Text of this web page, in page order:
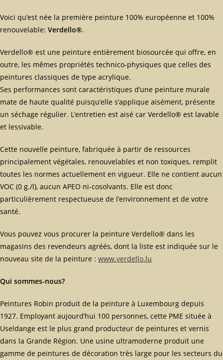
Voici qu’est née la première peinture 100% européenne et 100%
renouvelable: Verdello®.
Verdello® est une peinture entièrement biosourcée qui offre, en
outre, les mêmes propriétés technico-physiques que celles des
peintures classiques de type acrylique.
Ses performances sont caractéristiques d’une peinture murale
mate de haute qualité puisqu’elle s’applique aisément, présente
un séchage régulier. L’entretien est aisé car Verdello® est lavable
et lessivable.
Cette nouvelle peinture, fabriquée à partir de ressources
principalement végétales, renouvelables et non toxiques, remplit
toutes les normes actuellement en vigueur. Elle ne contient aucun
VOC (0 g./l), aucun APEO ni-cosolvants. Elle est donc
particulièrement respectueuse de l’environnement et de votre
santé.
Vous pouvez vous procurer la peinture Verdello® dans les
magasins des revendeurs agréés, dont la liste est indiquée sur le
nouveau site de la peinture : www.verdello.lu
Qui sommes-nous?
Peintures Robin produit de la peinture à Luxembourg depuis
1927. Employant aujourd’hui 100 personnes, cette PME située à
Useldange est le plus grand producteur de peintures et vernis
dans la Grande Région. Une usine ultramoderne produit une
gamme de peintures de décoration très large pour les secteurs du